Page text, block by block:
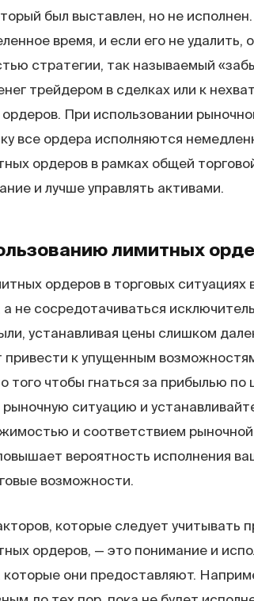
был выставлен, но не
время, и если его не
стратегии, так называемый
трейдером в сделках или к
При использовании
все ордера исполняются
ордеров в рамках общей
и лучше управлять активами.
лимитных
ордеров в торговых ситуациях
не сосредотачиваться
устанавливая цены слишком
привести к упущенным
того чтобы гнаться за прибылью
ситуацию и
и соответствием
вероятность исполнения
возможности.
которые следует учитывать
ордеров, — это понимание и
которые они предоставляют.